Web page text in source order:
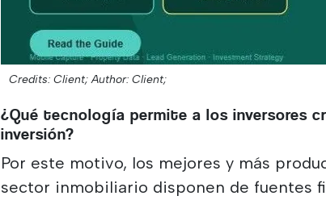
Credits: Client; Author: Client;
¿Qué tecnología permite a los inversores
inversión?
Por este motivo, los mejores y más
sector inmobiliario disponen de fuentes